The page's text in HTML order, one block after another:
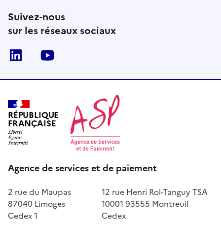
Suivez-nous
sur les réseaux sociaux
LinkedIn
RÉPUBLIQUE
FRANÇAISE
Agence de services et de paiement
2 rue du Maupas
87040 Limoges
Cedex 1
12 rue Henri Rol-Tanguy TSA
10001 93555 Montreuil
Cedex